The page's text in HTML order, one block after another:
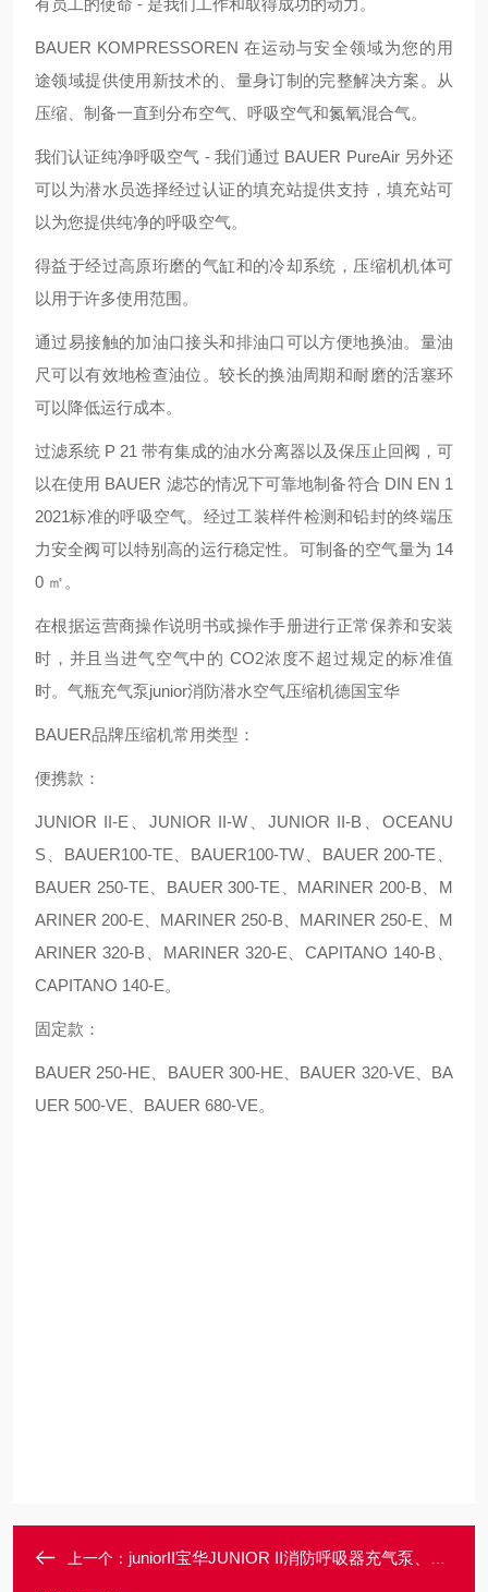
有员工的使命 - 是我们工作和取得成功的动力。
BAUER KOMPRESSOREN 在运动与安全领域为您的用
途领域提供使用新技术的、量身订制的完整解决方案。从
压缩、制备一直到分布空气、呼吸空气和氮氧混合气。
我们认证纯净呼吸空气 - 我们通过 BAUER PureAir 另外还
可以为潜水员选择经过认证的填充站提供支持，填充站可
以为您提供纯净的呼吸空气。
得益于经过高原珩磨的气缸和的冷却系统，压缩机机体可
以用于许多使用范围。
通过易接触的加油口接头和排油口可以方便地换油。量油
尺可以有效地检查油位。较长的换油周期和耐磨的活塞环
可以降低运行成本。
过滤系统 P 21 带有集成的油水分离器以及保压止回阀，可
以在使用 BAUER 滤芯的情况下可靠地制备符合 DIN EN 1
2021标准的呼吸空气。经过工装样件检测和铅封的终端压
力安全阀可以特别高的运行稳定性。可制备的空气量为 14
0 ㎡。
在根据运营商操作说明书或操作手册进行正常保养和安装
时，并且当进气空气中的 CO2浓度不超过规定的标准值
时。气瓶充气泵junior消防潜水空气压缩机德国宝华
BAUER品牌压缩机常用类型：
便携款：
JUNIOR II-E、JUNIOR II-W、JUNIOR II-B、OCEANU
S、BAUER100-TE、BAUER100-TW、BAUER 200-TE、
BAUER 250-TE、BAUER 300-TE、MARINER 200-B、M
ARINER 200-E、MARINER 250-B、MARINER 250-E、M
ARINER 320-B、MARINER 320-E、CAPITANO 140-B、
CAPITANO 140-E。
固定款：
BAUER 250-HE、BAUER 300-HE、BAUER 320-VE、BA
UER 500-VE、BAUER 680-VE。
上一个： juniorII宝华JUNIOR II消防呼吸器充气泵、压缩机